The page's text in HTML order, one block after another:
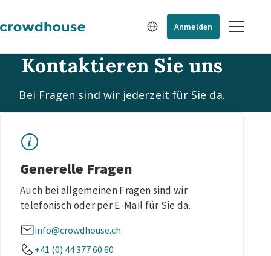
Anmelden
Kontaktieren Sie uns
Bei Fragen sind wir jederzeit für Sie da.
Generelle Fragen
Auch bei allgemeinen Fragen sind wir
telefonisch oder per E-Mail für Sie da.
info@crowdhouse.ch
+41 (0) 44 377 60 60